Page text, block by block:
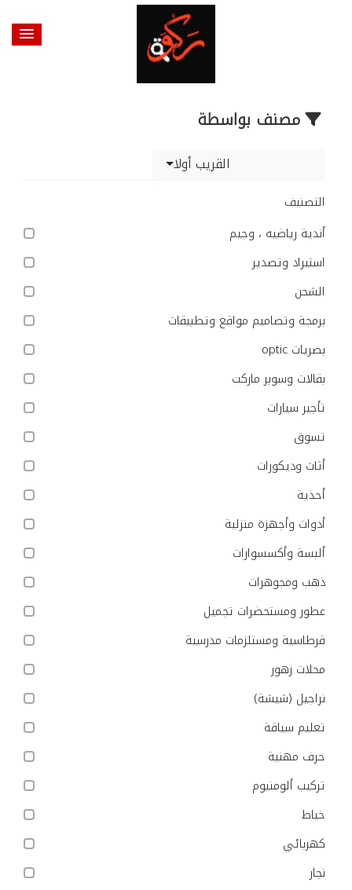
مصنف بواسطة
القريب أولا
التصنيف
أندية رياضيه ، وجيم
استيراد وتصدير
الشحن
برمجة وتصاميم مواقع وتطبيقات
بصريات optic
بقالات وسوبر ماركت
تأجير سيارات
تسوق
أثاث وديكورات
أحذية
أدوات وأجهزة منزلية
ألبسة وأكسسوارات
ذهب ومجوهرات
عطور ومستحضرات تجميل
قرطاسية ومستلزمات مدرسية
محلات زهور
نراجيل (شيشة)
تعليم سياقة
حرف مهنية
تركيب ألومنيوم
خياط
كهربائي
نجار